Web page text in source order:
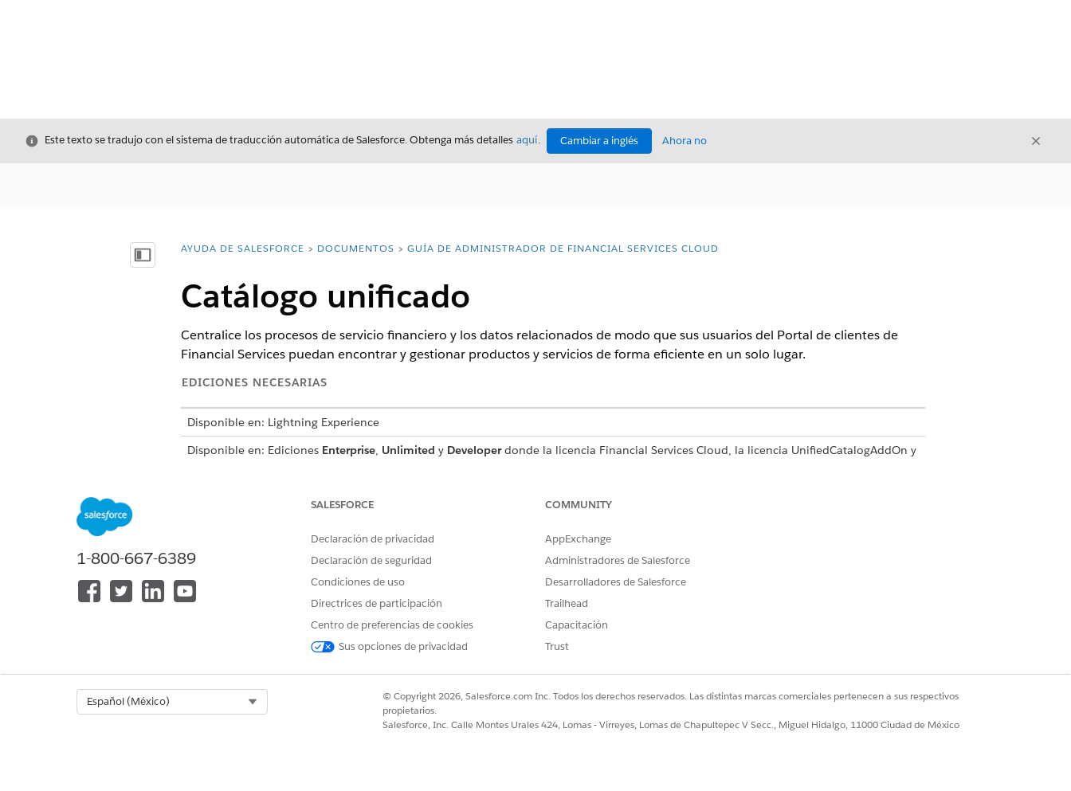
Cerrar
Este texto se tradujo con el sistema de traducción automática de Salesforce. Obtenga más detalles aquí. Cambiar a inglés Ahora no Cerrar
Mostrar índice de materias
Usted está aquí:
AYUDA DE SALESFORCE DOCUMENTOS GUÍA DE ADMINISTRADOR DE FINANCIAL SERVICES CLOUD
Catálogo unificado
Centralice los procesos de servicio financiero y los datos relacionados de modo que sus usuarios del Portal de clientes de
Financial Services puedan encontrar y gestionar productos y servicios de forma eficiente en un solo lugar.
EDICIONES NECESARIAS
Disponible en: Lightning Experience
Disponible en: Ediciones Enterprise, Unlimited y Developerdonde la licencia Financial Services Cloud, la licencia UnifiedCatalogAddOn y
Configure el Catálogo unificado en el Portal de clientes de Financial Services para mostrar procesos de servicio en un único lugar, de
de colaboración para otorgar acceso a registros de productos. Asigne procedimientos de integración para centralizar la gestión de Id.
de producto sin actualizar procesos individuales, y agregue el componente Atributos de Catálogo de servicio para mostrar detalles de
solicitudes de servicio en la página de registro Caso.
¿RESOLVIÓ ESTE ARTÍCULO SU PROBLEMA?
¡Háganos saber cómo podemos mejorar!
1-800-667-6389
SALESFORCE
Declaración de privacidad
Declaración de seguridad
Condiciones de uso
Directrices de participación
Centro de preferencias de cookies
Sus opciones de privacidad
COMMUNITY
AppExchange
Administradores de Salesforce
Desarrolladores de Salesforce
Trailhead
Capacitación
Trust
Español (México)
© Copyright 2026, Salesforce.com Inc. Todos los derechos reservados. Las distintas marcas comerciales pertenecen a sus respectivos
propietarios.
Salesforce, Inc. Calle Montes Urales 424, Lomas - Virreyes, Lomas de Chapultepec V Secc., Miguel Hidalgo, 11000 Ciudad de México